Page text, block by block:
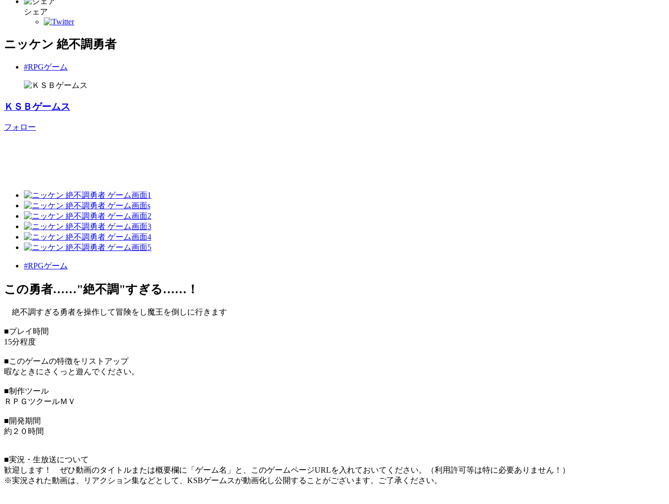
シェア
ニッケン 絶不調勇者
#RPGゲーム
ＫＳＢゲームス
フォロー
#RPGゲーム
この勇者……"絶不調"すぎる……！
絶不調すぎる勇者を操作して冒険をし魔王を倒しに行きます
■プレイ時間
15分程度
■このゲームの特徴をリストアップ
暇なときにさくっと遊んでください。
■制作ツール
ＲＰＧツクールＭＶ
■開発期間
約２０時間
■実況・生放送について
歓迎します！ ぜひ動画のタイトルまたは概要欄に「ゲーム名」と、このゲームページURLを入れておいてください。（利用許可等は特に必要ありません！）
※実況された動画は、リアクション集などとして、KSBゲームスが動画化し公開することがございます。ご了承ください。